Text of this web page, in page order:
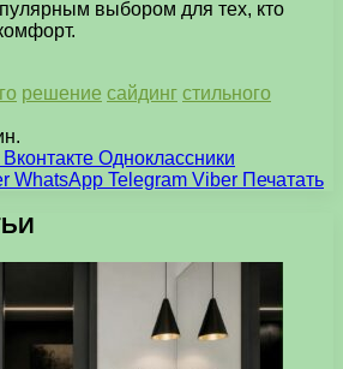
выбором для тех, кто
решение сайдинг стильного
Вконтакте Одноклассники
WhatsApp Telegram Viber Печатать